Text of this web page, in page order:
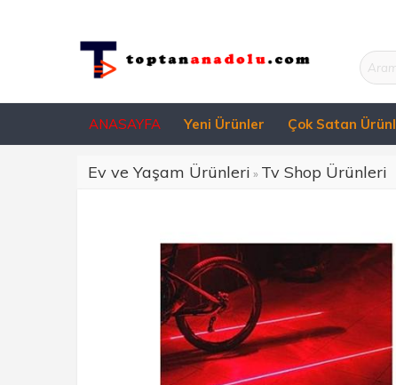
ANASAYFA Yeni Ürünler Çok Satan
Ev ve Yaşam Ürünleri » Tv Shop Ürünleri